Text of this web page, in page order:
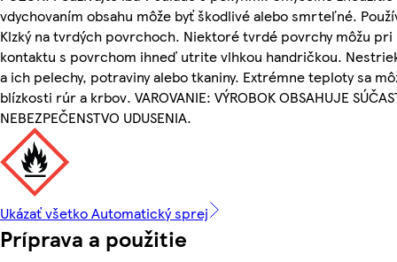
vdychovaním obsahu môže byť škodlivé alebo smrteľné.
Klzký na tvrdých povrchoch. Niektoré tvrdé povrchy môžu
kontaktu s povrchom ihneď utrite vlhkou handričkou.
a ich pelechy, potraviny alebo tkaniny. Extrémne teploty sa
blízkosti rúr a krbov. VAROVANIE: VÝROBOK OBSAHUJE
NEBEZPEČENSTVO UDUSENIA.
Ukázať všetko Automatický sprej
Príprava a použitie